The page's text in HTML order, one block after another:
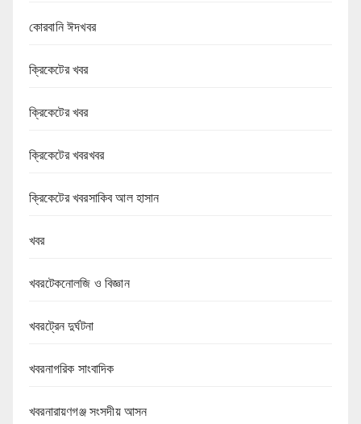
কোরবানি ঈদখবর
ক্রিকেটের খবর
ক্রিকেটের খবর
ক্রিকেটের খবরখবর
ক্রিকেটের খবরসাকিব আল হাসান
খবর
খবরটেকনোলজি ও বিজ্ঞান
খবরট্রেন দুর্ঘটনা
খবরনাগরিক সাংবাদিক
খবরনারায়ণগঞ্জ সংসদীয় আসন